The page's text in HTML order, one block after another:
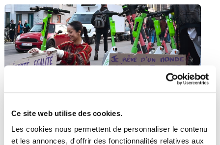
Ce site web utilise des cookies.
Les cookies nous permettent de personnaliser le contenu
et les annonces, d'offrir des fonctionnalités relatives aux
Deux parcours convergents vers la même envie :